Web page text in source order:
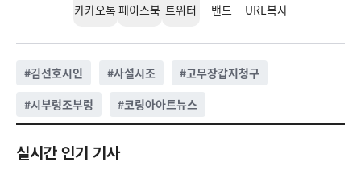
카카오톡 페이스북 트위터 밴드 URL복사
#김선호시인 #사설시조 #고무장갑지청구
#시부렁조부렁 #코링아아트뉴스
실시간 인기 기사